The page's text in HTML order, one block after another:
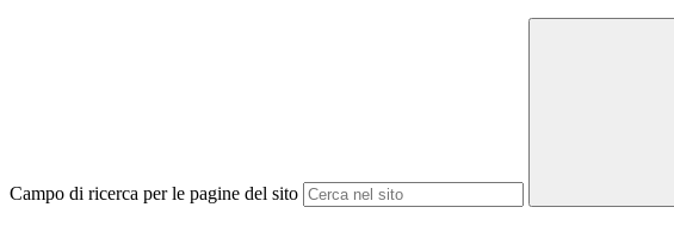
Campo di ricerca per le pagine del sito